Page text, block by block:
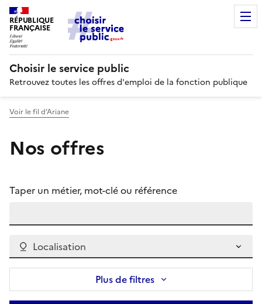
RÉPUBLIQUE
FRANÇAISE
Choisir le service public
Retrouvez toutes les offres d'emploi de la fonction publique
Voir le fil d’Ariane
Nos offres
Taper un métier, mot-clé ou référence
Localisation
Plus de filtres